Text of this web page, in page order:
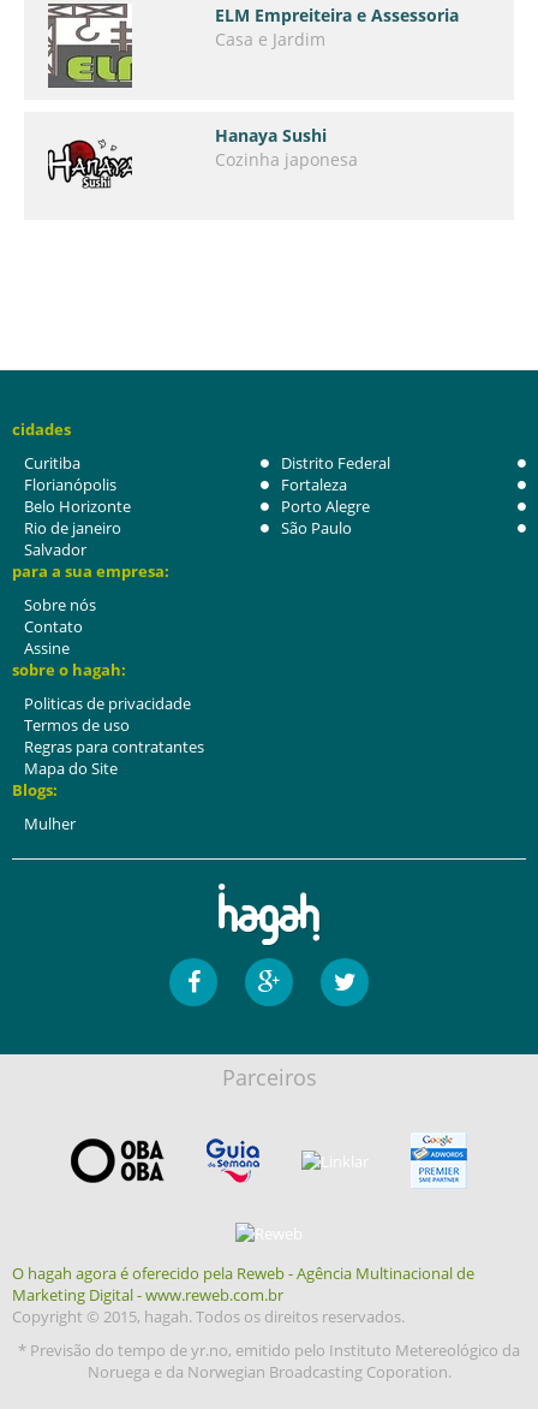
ELM Empreiteira e Assessoria
Casa e Jardim
Hanaya Sushi
Cozinha japonesa
cidades
Curitiba
Distrito Federal
Florianópolis
Fortaleza
Belo Horizonte
Porto Alegre
Rio de janeiro
São Paulo
Salvador
para a sua empresa:
Sobre nós
Contato
Assine
sobre o hagah:
Politicas de privacidade
Termos de uso
Regras para contratantes
Mapa do Site
Blogs:
Mulher
Parceiros
O hagah agora é oferecido pela Reweb - Agência Multinacional de
Marketing Digital - www.reweb.com.br
Copyright © 2015, hagah. Todos os direitos reservados.
* Previsão do tempo de yr.no, emitido pelo Instituto Metereológico da
Noruega e da Norwegian Broadcasting Coporation.